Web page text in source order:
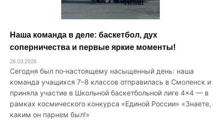
Наша команда в деле: баскетбол, дух
соперничества и первые яркие моменты!
26.03.2026
Сегодня был по‑настоящему насыщенный день: наша
команда учащихся 7–8 классов отправилась в Смоленск и
приняла участие в Школьной баскетбольной лиге 4×4 — в
рамках космического конкурса «Единой России» «Знаете,
каким он парнем был!»